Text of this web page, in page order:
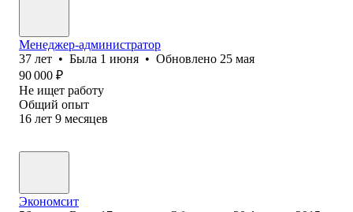
Менеджер-администратор
37 лет • Была 1 июня • Обновлено 25 мая
90 000 ₽
Не ищет работу
Общий опыт
16 лет 9 месяцев
Экономсит